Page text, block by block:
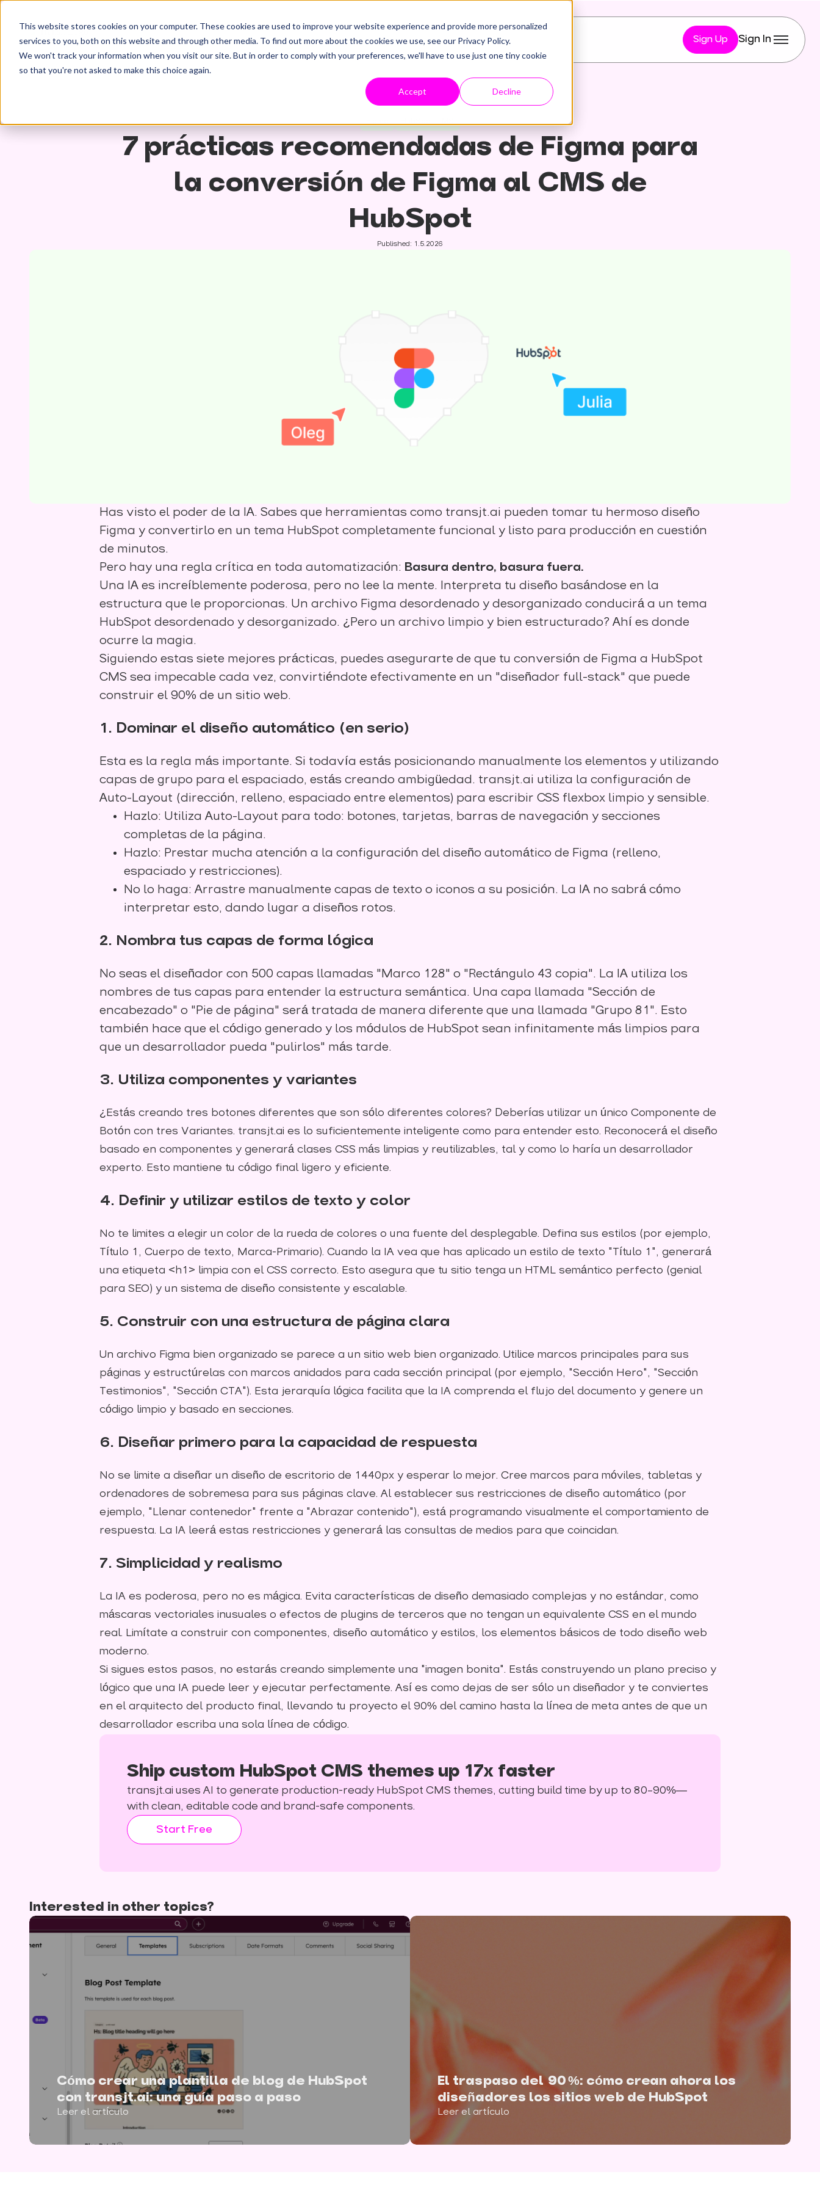
This website stores cookies on your computer. These cookies are used to improve your website experience and provide more personalized
services to you, both on this website and through other media. To find out more about the cookies we use, see our Privacy Policy.
We won't track your information when you visit our site. But in order to comply with your preferences, we'll have to use just one tiny cookie
so that you're not asked to make this choice again.
Accept Decline
Sign Up Sign In
7 prácticas recomendadas de Figma para
la conversión de Figma al CMS de
HubSpot
Published: 1.5.2026
Has visto el poder de la IA. Sabes que herramientas como transjt.ai pueden tomar tu hermoso diseño
Figma y convertirlo en un tema HubSpot completamente funcional y listo para producción en cuestión
de minutos.
Pero hay una regla crítica en toda automatización: Basura dentro, basura fuera.
Una IA es increíblemente poderosa, pero no lee la mente. Interpreta tu diseño basándose en la
estructura que le proporcionas. Un archivo Figma desordenado y desorganizado conducirá a un tema
HubSpot desordenado y desorganizado. ¿Pero un archivo limpio y bien estructurado? Ahí es donde
ocurre la magia.
Siguiendo estas siete mejores prácticas, puedes asegurarte de que tu conversión de Figma a HubSpot
CMS sea impecable cada vez, convirtiéndote efectivamente en un "diseñador full-stack" que puede
construir el 90% de un sitio web.
1. Dominar el diseño automático (en serio)
Esta es la regla más importante. Si todavía estás posicionando manualmente los elementos y utilizando
capas de grupo para el espaciado, estás creando ambigüedad. transjt.ai utiliza la configuración de
Auto-Layout (dirección, relleno, espaciado entre elementos) para escribir CSS flexbox limpio y sensible.
Hazlo: Utiliza Auto-Layout para todo: botones, tarjetas, barras de navegación y secciones
completas de la página.
Hazlo: Prestar mucha atención a la configuración del diseño automático de Figma (relleno,
espaciado y restricciones).
No lo haga: Arrastre manualmente capas de texto o iconos a su posición. La IA no sabrá cómo
interpretar esto, dando lugar a diseños rotos.
2. Nombra tus capas de forma lógica
No seas el diseñador con 500 capas llamadas "Marco 128" o "Rectángulo 43 copia". La IA utiliza los
nombres de tus capas para entender la estructura semántica. Una capa llamada "Sección de
encabezado" o "Pie de página" será tratada de manera diferente que una llamada "Grupo 81". Esto
también hace que el código generado y los módulos de HubSpot sean infinitamente más limpios para
que un desarrollador pueda "pulirlos" más tarde.
3. Utiliza componentes y variantes
¿Estás creando tres botones diferentes que son sólo diferentes colores? Deberías utilizar un único Componente de
Botón con tres Variantes. transjt.ai es lo suficientemente inteligente como para entender esto. Reconocerá el diseño
basado en componentes y generará clases CSS más limpias y reutilizables, tal y como lo haría un desarrollador
experto. Esto mantiene tu código final ligero y eficiente.
4. Definir y utilizar estilos de texto y color
No te limites a elegir un color de la rueda de colores o una fuente del desplegable. Defina sus estilos (por ejemplo,
Título 1, Cuerpo de texto, Marca-Primario). Cuando la IA vea que has aplicado un estilo de texto "Título 1", generará
una etiqueta <h1> limpia con el CSS correcto. Esto asegura que tu sitio tenga un HTML semántico perfecto (genial
para SEO) y un sistema de diseño consistente y escalable.
5. Construir con una estructura de página clara
Un archivo Figma bien organizado se parece a un sitio web bien organizado. Utilice marcos principales para sus
páginas y estructúrelas con marcos anidados para cada sección principal (por ejemplo, "Sección Hero", "Sección
Testimonios", "Sección CTA"). Esta jerarquía lógica facilita que la IA comprenda el flujo del documento y genere un
código limpio y basado en secciones.
6. Diseñar primero para la capacidad de respuesta
No se limite a diseñar un diseño de escritorio de 1440px y esperar lo mejor. Cree marcos para móviles, tabletas y
ordenadores de sobremesa para sus páginas clave. Al establecer sus restricciones de diseño automático (por
ejemplo, "Llenar contenedor" frente a "Abrazar contenido"), está programando visualmente el comportamiento de
respuesta. La IA leerá estas restricciones y generará las consultas de medios para que coincidan.
7. Simplicidad y realismo
La IA es poderosa, pero no es mágica. Evita características de diseño demasiado complejas y no estándar, como
máscaras vectoriales inusuales o efectos de plugins de terceros que no tengan un equivalente CSS en el mundo
real. Limítate a construir con componentes, diseño automático y estilos, los elementos básicos de todo diseño web
moderno.
Si sigues estos pasos, no estarás creando simplemente una "imagen bonita". Estás construyendo un plano preciso y
lógico que una IA puede leer y ejecutar perfectamente. Así es como dejas de ser sólo un diseñador y te conviertes
en el arquitecto del producto final, llevando tu proyecto el 90% del camino hasta la línea de meta antes de que un
desarrollador escriba una sola línea de código.
Ship custom HubSpot CMS themes up 17x faster
transjt.ai uses AI to generate production-ready HubSpot CMS themes, cutting build time by up to 80–90%—
with clean, editable code and brand-safe components.
Start Free
Interested in other topics?
Cómo crear una plantilla de blog de HubSpot
con transjt.ai: una guía paso a paso
Leer el artículo
El traspaso del 90 %: cómo crean ahora los
diseñadores los sitios web de HubSpot
Leer el artículo